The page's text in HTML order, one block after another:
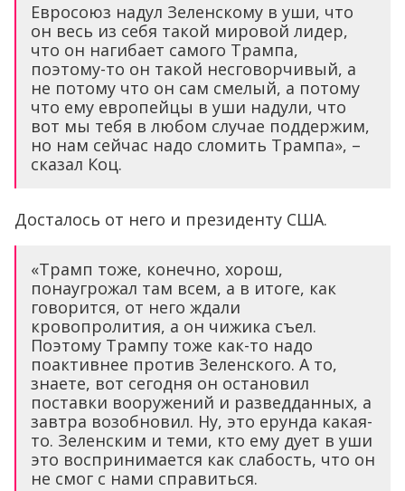
Евросоюз надул Зеленскому в уши, что
он весь из себя такой мировой лидер,
что он нагибает самого Трампа,
поэтому-то он такой несговорчивый, а
не потому что он сам смелый, а потому
что ему европейцы в уши надули, что
вот мы тебя в любом случае поддержим,
но нам сейчас надо сломить Трампа», –
сказал Коц.
Досталось от него и президенту США.
«Трамп тоже, конечно, хорош,
понаугрожал там всем, а в итоге, как
говорится, от него ждали
кровопролития, а он чижика съел.
Поэтому Трампу тоже как-то надо
поактивнее против Зеленского. А то,
знаете, вот сегодня он остановил
поставки вооружений и разведданных, а
завтра возобновил. Ну, это ерунда какая-
то. Зеленским и теми, кто ему дует в уши
это воспринимается как слабость, что он
не смог с нами справиться.